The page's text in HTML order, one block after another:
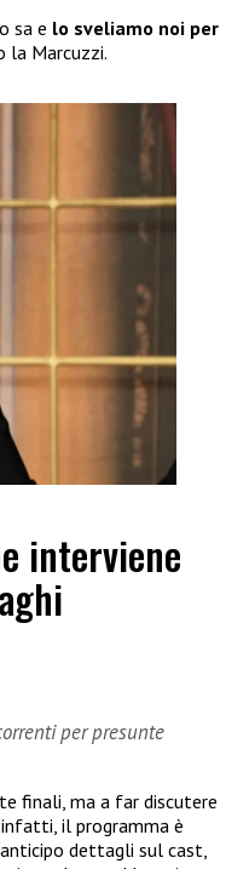
sa e lo sveliamo noi per
la Marcuzzi.
interviene
per presunte
finali, ma a far discutere
il programma è
dettagli sul cast,